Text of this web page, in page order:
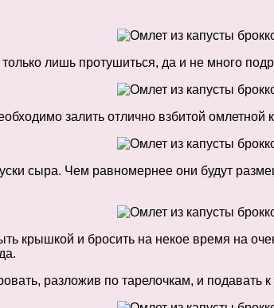
лишь протушиться, да и не много
залить отлично взбитой омлетной
сыра. Чем равномернее они будут
крышкой и бросить на некое время на
разложив по тарелочкам, и